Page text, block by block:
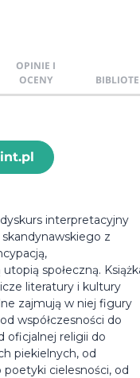
OPINIE I
OCENY
interpretacyjny
z
społeczną.
literatury i kultury
zajmują w niej figury
współczesności do
oficjalnej religii do
piekielnych, od
cielesności, od